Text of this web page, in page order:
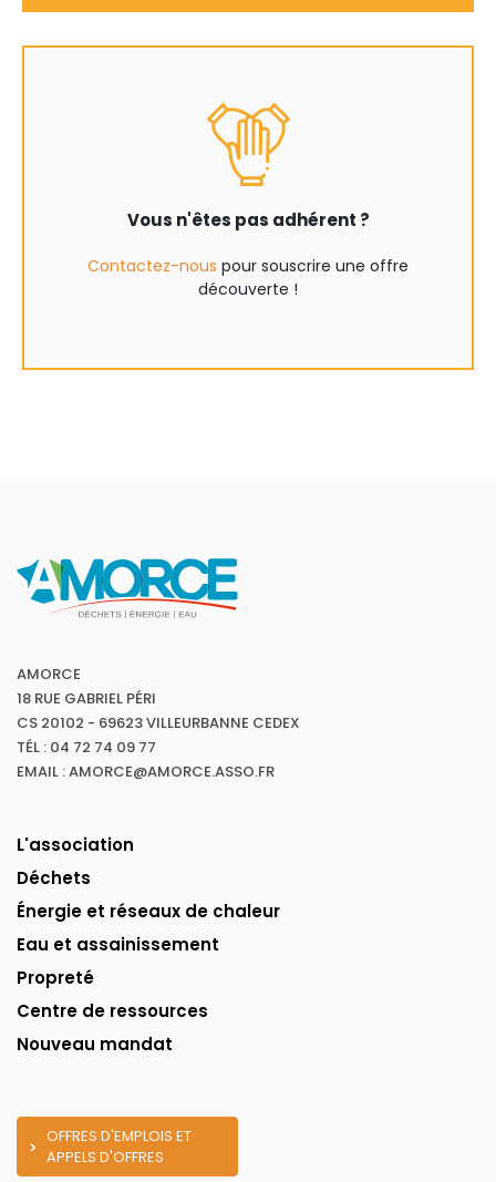
Vous n'êtes pas adhérent ?
Contactez-nous pour souscrire une offre
découverte !
AMORCE
18 RUE GABRIEL PÉRI
CS 20102 - 69623 VILLEURBANNE CEDEX
TÉL : 04 72 74 09 77
EMAIL : AMORCE@AMORCE.ASSO.FR
L'association
Déchets
Énergie et réseaux de chaleur
Eau et assainissement
Propreté
Centre de ressources
Nouveau mandat
OFFRES D'EMPLOIS ET
APPELS D'OFFRES